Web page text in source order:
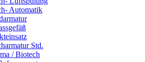
Automatik
Std.
/ Biotech